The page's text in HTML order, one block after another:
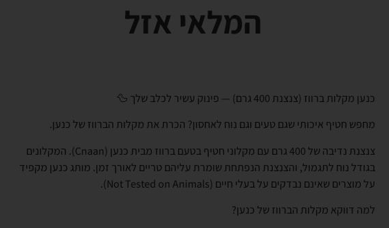
המלאי אזל
כנען מקלות ברווז (צנצנת 400 גרם) — פינוק עשיר לכלב שלך 🦆
מחפש חטיף איכותי שגם טעים וגם נוח לאחסון? הכרת את מקלות הברווז של כנען.
צנצנת נדיבה של 400 גרם עם מקלוני חטיף בטעם ברווז מבית כנען (Cnaan). המקלונים
בגודל נוח לתגמול, והצנצנת הנפתחת שומרת עליהם טריים לאורך זמן. מותג כנען מקפיד
על מוצרים שאינם נבדקים על בעלי חיים (Not Tested on Animals).
למה דווקא מקלות הברווז של כנען?